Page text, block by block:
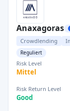
Anaxagoras
Crowdlending
Reguliert
Risk Level
Mittel
Risk Return Level
Good